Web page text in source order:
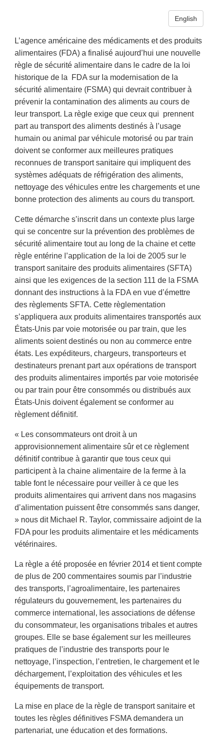
English
L’agence américaine des médicaments et des produits
alimentaires (FDA) a finalisé aujourd’hui une nouvelle
règle de sécurité alimentaire dans le cadre de la loi
historique de la FDA sur la modernisation de la
sécurité alimentaire (FSMA) qui devrait contribuer à
prévenir la contamination des aliments au cours de
leur transport. La règle exige que ceux qui prennent
part au transport des aliments destinés à l’usage
humain ou animal par véhicule motorisé ou par train
doivent se conformer aux meilleures pratiques
reconnues de transport sanitaire qui impliquent des
systèmes adéquats de réfrigération des aliments,
nettoyage des véhicules entre les chargements et une
bonne protection des aliments au cours du transport.
Cette démarche s’inscrit dans un contexte plus large
qui se concentre sur la prévention des problèmes de
sécurité alimentaire tout au long de la chaine et cette
règle entérine l’application de la loi de 2005 sur le
transport sanitaire des produits alimentaires (SFTA)
ainsi que les exigences de la section 111 de la FSMA
donnant des instructions à la FDA en vue d’émettre
des règlements SFTA. Cette règlementation
s’appliquera aux produits alimentaires transportés aux
États-Unis par voie motorisée ou par train, que les
aliments soient destinés ou non au commerce entre
états. Les expéditeurs, chargeurs, transporteurs et
destinateurs prenant part aux opérations de transport
des produits alimentaires importés par voie motorisée
ou par train pour être consommés ou distribués aux
États-Unis doivent également se conformer au
règlement définitif.
« Les consommateurs ont droit à un
approvisionnement alimentaire sûr et ce règlement
définitif contribue à garantir que tous ceux qui
participent à la chaine alimentaire de la ferme à la
table font le nécessaire pour veiller à ce que les
produits alimentaires qui arrivent dans nos magasins
d’alimentation puissent être consommés sans danger,
» nous dit Michael R. Taylor, commissaire adjoint de la
FDA pour les produits alimentaire et les médicaments
vétérinaires.
La règle a été proposée en février 2014 et tient compte
de plus de 200 commentaires soumis par l’industrie
des transports, l’agroalimentaire, les partenaires
régulateurs du gouvernement, les partenaires du
commerce international, les associations de défense
du consommateur, les organisations tribales et autres
groupes. Elle se base également sur les meilleures
pratiques de l’industrie des transports pour le
nettoyage, l’inspection, l’entretien, le chargement et le
déchargement, l’exploitation des véhicules et les
équipements de transport.
La mise en place de la règle de transport sanitaire et
toutes les règles définitives FSMA demandera un
partenariat, une éducation et des formations.